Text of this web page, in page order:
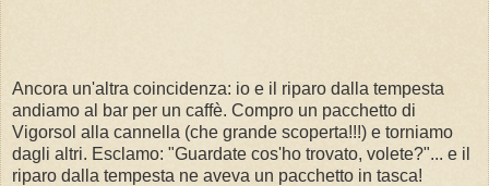
Ancora un'altra coincidenza: io e il riparo dalla tempesta
andiamo al bar per un caffè. Compro un pacchetto di
Vigorsol alla cannella (che grande scoperta!!!) e torniamo
dagli altri. Esclamo: "Guardate cos'ho trovato, volete?"... e il
riparo dalla tempesta ne aveva un pacchetto in tasca!